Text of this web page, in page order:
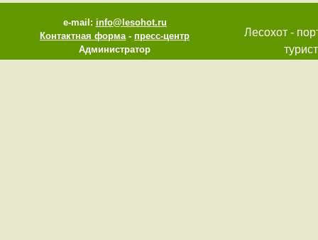
e-mail: info@lesohot.ru
Контактная форма-пресс-центр
Администратор
Лесохот -